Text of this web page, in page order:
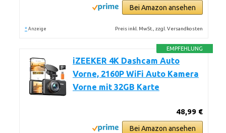
Bei Amazon ansehen
* Anzeige Preis inkl. MwSt., zzgl. Versandkosten
EMPFEHLUNG
iZEEKER 4K Dashcam Auto
Vorne, 2160P WiFi Auto Kamera
Vorne mit 32GB Karte
48,99 €
Bei Amazon ansehen